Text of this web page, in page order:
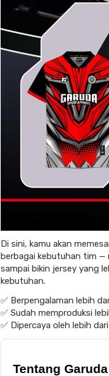
Di sini, kamu akan
berbagai kebutuhan tim —
sampai bikin jersey yang
kebutuhan.
✅ Berpengalaman lebih
✅ Sudah memproduksi
✅ Dipercaya oleh lebih
Tentang